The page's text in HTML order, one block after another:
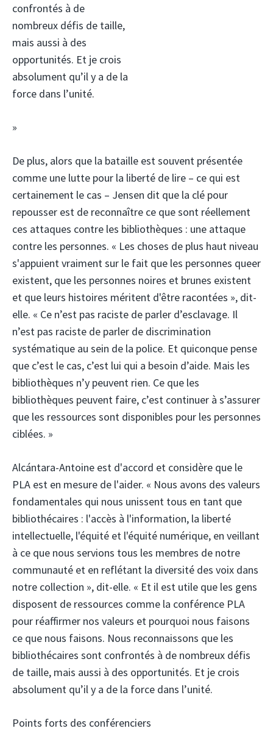
confrontés à de
nombreux défis de taille,
mais aussi à des
opportunités. Et je crois
absolument qu’il y a de la
force dans l’unité.
»
De plus, alors que la bataille est souvent présentée
comme une lutte pour la liberté de lire – ce qui est
certainement le cas – Jensen dit que la clé pour
repousser est de reconnaître ce que sont réellement
ces attaques contre les bibliothèques : une attaque
contre les personnes. « Les choses de plus haut niveau
s'appuient vraiment sur le fait que les personnes queer
existent, que les personnes noires et brunes existent
et que leurs histoires méritent d'être racontées », dit-
elle. « Ce n’est pas raciste de parler d’esclavage. Il
n’est pas raciste de parler de discrimination
systématique au sein de la police. Et quiconque pense
que c’est le cas, c’est lui qui a besoin d’aide. Mais les
bibliothèques n’y peuvent rien. Ce que les
bibliothèques peuvent faire, c’est continuer à s’assurer
que les ressources sont disponibles pour les personnes
ciblées. »
Alcántara-Antoine est d'accord et considère que le
PLA est en mesure de l'aider. « Nous avons des valeurs
fondamentales qui nous unissent tous en tant que
bibliothécaires : l'accès à l'information, la liberté
intellectuelle, l'équité et l'équité numérique, en veillant
à ce que nous servions tous les membres de notre
communauté et en reflétant la diversité des voix dans
notre collection », dit-elle. « Et il est utile que les gens
disposent de ressources comme la conférence PLA
pour réaffirmer nos valeurs et pourquoi nous faisons
ce que nous faisons. Nous reconnaissons que les
bibliothécaires sont confrontés à de nombreux défis
de taille, mais aussi à des opportunités. Et je crois
absolument qu’il y a de la force dans l’unité.
Points forts des conférenciers